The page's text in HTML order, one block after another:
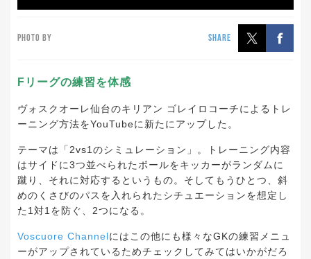
PHOTO BY SHARE
Fリーグの練習を体感
ヴォスクオーレ仙台のキリアン ゴレイロコーチによるトレ
ーニング方法をYouTubeに新たにアップした。
テーマは「2vs1のシミュレーション」。トレーニング内容
はサイドに3つ並べられたボールをキッカーがランダムに
蹴り、それに対応するというもの。そしてもうひとつ、斜
めのくさびのパスを入れられたシチュエーションを想定し
た1対1を防ぐ、2つになる。
Voscuore Channelにはこの他にも様々なGKの練習メニュ
ーがアップされているためチェックしてみてはいかがだろ